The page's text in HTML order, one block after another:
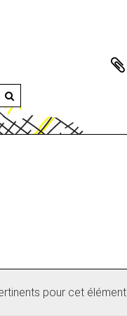
pour cet élément